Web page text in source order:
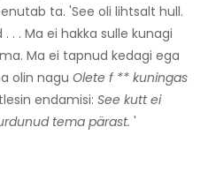
ta. 'See oli lihtsalt hull.
. . Ma ei hakka sulle kunagi
Ma ei tapnud kedagi ega
olin nagu Olete f ** kuningas
endamisi: See kutt ei
tema pärast. '